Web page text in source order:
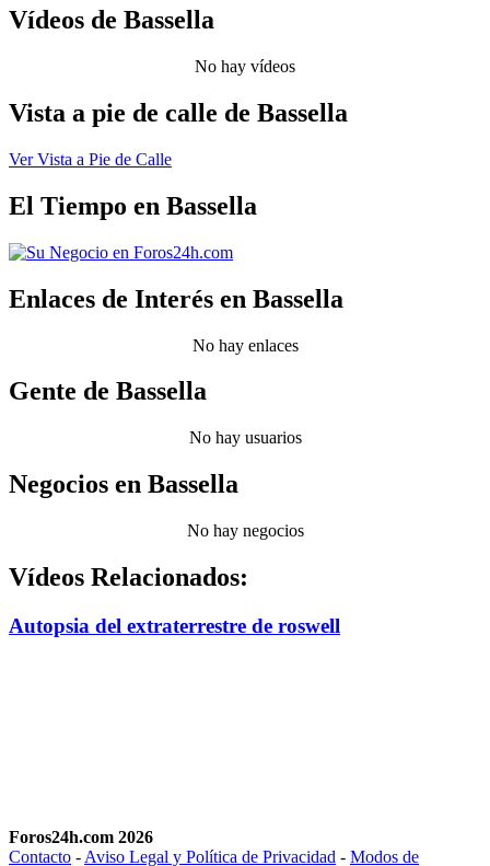
Vídeos de Bassella
No hay vídeos
Vista a pie de calle de Bassella
Ver Vista a Pie de Calle
El Tiempo en Bassella
Enlaces de Interés en Bassella
No hay enlaces
Gente de Bassella
No hay usuarios
Negocios en Bassella
No hay negocios
Vídeos Relacionados:
Autopsia del extraterrestre de roswell
Foros24h.com 2026
Contacto - Aviso Legal y Política de Privacidad - Modos de